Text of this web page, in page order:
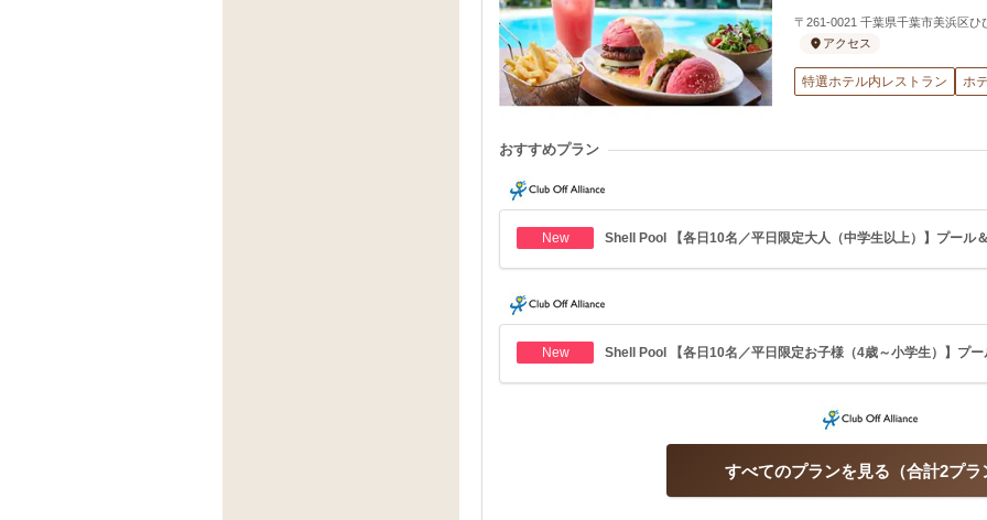
〒261-0021 千葉県千葉市美浜区
アクセス
特選ホテル内レストラン ホ
おすすめプラン
New Shell Pool 【各日10名／平日限定大人（中学生以上）】プー
New Shell Pool 【各日10名／平日限定お子様（4歳～小学生）】プ
合計2プラ
すべてのプランを見る